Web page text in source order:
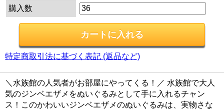
購入数
特定商取引法に基づく表記 (返品など)
＼水族館の人気者がお部屋にやってくる！／ 水族館で大人
気のジンベエザメをぬいぐるみとして手に入れるチャン
ス！このかわいいジンベエザメのぬいぐるみは、実物さな